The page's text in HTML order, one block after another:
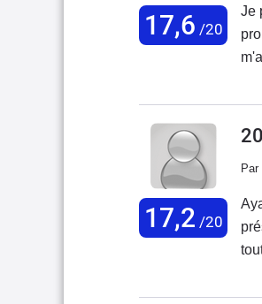
17,6 /20
Je
17,2 /20
Par